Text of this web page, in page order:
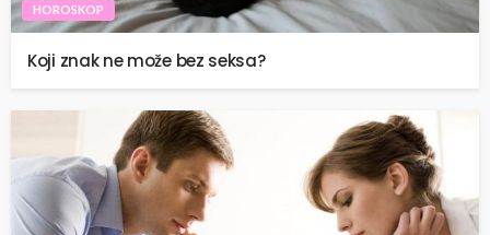
HOROSKOP
Koji znak ne može bez seksa?